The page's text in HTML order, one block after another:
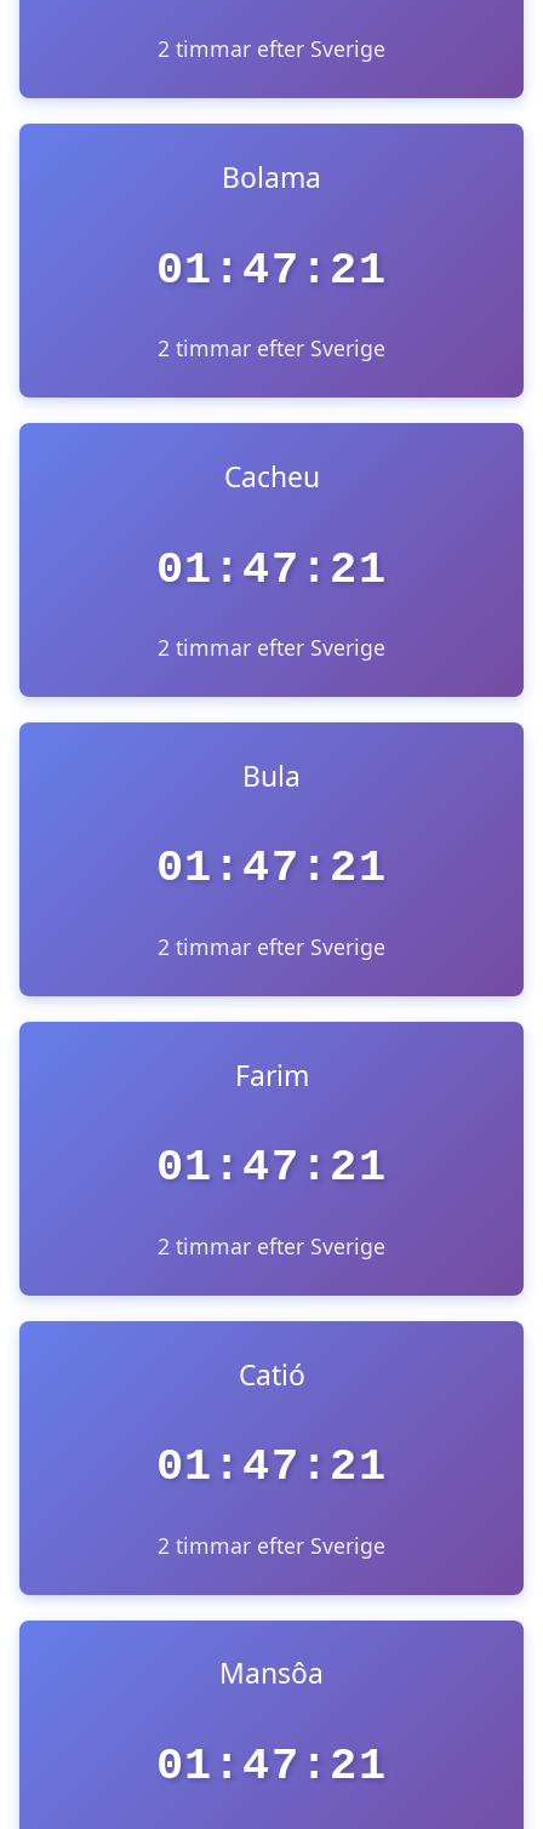
2 timmar efter Sverige
Bolama
01:47:21
2 timmar efter Sverige
Cacheu
01:47:21
2 timmar efter Sverige
Bula
01:47:21
2 timmar efter Sverige
Farim
01:47:21
2 timmar efter Sverige
Catió
01:47:21
2 timmar efter Sverige
Mansôa
01:47:21